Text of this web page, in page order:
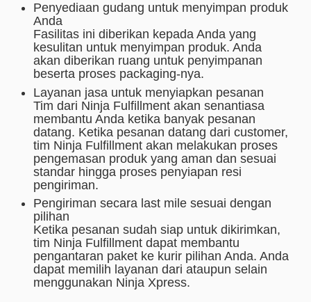
Penyediaan gudang untuk menyimpan produk
Anda
Fasilitas ini diberikan kepada Anda yang
kesulitan untuk menyimpan produk. Anda
akan diberikan ruang untuk penyimpanan
beserta proses packaging-nya.
Layanan jasa untuk menyiapkan pesanan
Tim dari Ninja Fulfillment akan senantiasa
membantu Anda ketika banyak pesanan
datang. Ketika pesanan datang dari customer,
tim Ninja Fulfillment akan melakukan proses
pengemasan produk yang aman dan sesuai
standar hingga proses penyiapan resi
pengiriman.
Pengiriman secara last mile sesuai dengan
pilihan
Ketika pesanan sudah siap untuk dikirimkan,
tim Ninja Fulfillment dapat membantu
pengantaran paket ke kurir pilihan Anda. Anda
dapat memilih layanan dari ataupun selain
menggunakan Ninja Xpress.